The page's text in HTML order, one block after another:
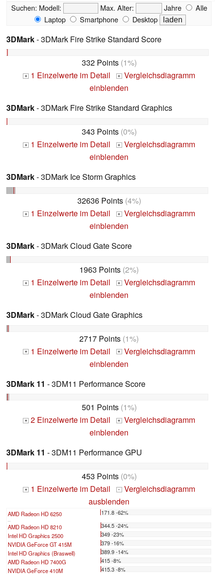
Suchen: Modell: Max. Alter: Jahre
Alle
Laptop
Smartphone Desktop
3DMark- 3DMark Fire Strike Standard Score
332 Points(1%)
+ 1 Einzelwerte im Detail + Vergleichsdiagramm
einblenden
3DMark- 3DMark Fire Strike Standard Graphics
343 Points(0%)
+ 1 Einzelwerte im Detail + Vergleichsdiagramm
einblenden
3DMark- 3DMark Ice Storm Graphics
32636 Points(4%)
+ 1 Einzelwerte im Detail + Vergleichsdiagramm
einblenden
3DMark- 3DMark Cloud Gate Score
1963 Points (2%)
+ 1 Einzelwerte im Detail + Vergleichsdiagramm
einblenden
3DMark- 3DMark Cloud Gate Graphics
2717 Points (1%)
+ 1 Einzelwerte im Detail + Vergleichsdiagramm
einblenden
3DMark 11 - 3DM11 Performance Score
501 Points(1%)
+ 2 Einzelwerte im Detail + Vergleichsdiagramm
einblenden
3DMark 11 - 3DM11 Performance GPU
453 Points(0%)
+ 1 Einzelwerte im Detail - Vergleichsdiagramm
ausblenden
AMD Radeon HD 6250 171.8 -62%
...
AMD Radeon HD 8210
344.5 -24%
Intel HD Graphics 2500
349 -23%
NVIDIA GeForce GT 415M
379 -16%
Intel HD Graphics (Braswell)
389.9 -14%
AMD Radeon HD 7400G
415 -8%
NVIDIA GeForce 410M
415.3 -8%